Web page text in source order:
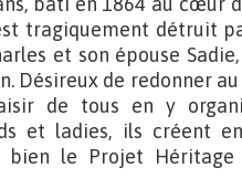
tragiquement détruit
et son épouse
Désireux de redonner
de tous en y
et ladies, ils créent
bien le Projet